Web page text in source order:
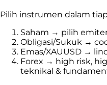
Pilih instrumen dalam
Saham → pilih
Obligasi/Sukuk →
Emas/XAUUSD →
Forex → high risk,
teknikal &